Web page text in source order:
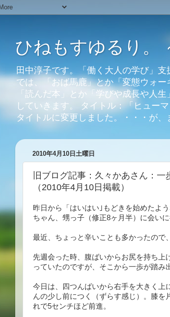
ひねもすゆるり。
田中淳子です。「働く大人の学び」
では、「おば馬鹿」とか「変態ウォ
「読んだ本」とか「学びや成長や人
していきます。 タイトル：「ヒュー
タイトルに変更しました。・・・が、
2010年4月10日土曜日
旧ブログ記事：久々かあさん：
（2010年4月10日掲載）
昨日から「はいはい｣もどきを始めたよ
ちゃん、甥っ子（修正8ヶ月半）に会いに
最近、ちょっと辛いことも多かったので
先週会った時、腹ばいからお尻を持ち上
っていたのですが、そこから一歩が踏み
今日は、四つんばいから右手を大きく上
んの少し前につく（ずらす感じ）。膝を
れで5センチほど前進。